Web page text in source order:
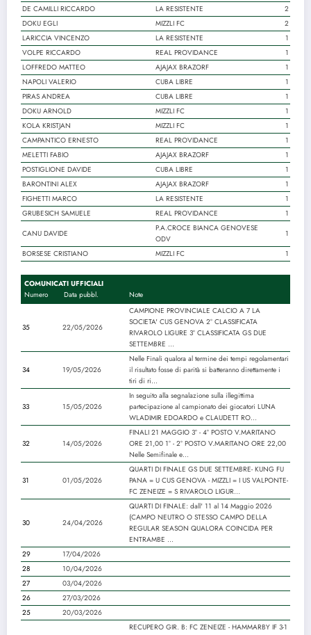
DE CAMILLI RICCARDO
LA RESISTENTE
2
DOKU EGLI
MIZZLI FC
2
LARICCIA VINCENZO
LA RESISTENTE
1
VOLPE RICCARDO
REAL PROVIDANCE
1
LOFFREDO MATTEO
AJAJAX BRAZORF
1
NAPOLI VALERIO
CUBA LIBRE
1
PIRAS ANDREA
CUBA LIBRE
1
DOKU ARNOLD
MIZZLI FC
1
KOLA KRISTJAN
MIZZLI FC
1
CAMPANTICO ERNESTO
REAL PROVIDANCE
1
MELETTI FABIO
AJAJAX BRAZORF
1
POSTIGLIONE DAVIDE
CUBA LIBRE
1
BARONTINI ALEX
AJAJAX BRAZORF
1
FIGHETTI MARCO
LA RESISTENTE
1
GRUBESICH SAMUELE
REAL PROVIDANCE
1
CANU DAVIDE
P.A.CROCE BIANCA GENOVESE
ODV
1
BORSESE CRISTIANO
MIZZLI FC 1
COMUNICATI UFFICIALI
Numero
Data pubbl. Note
35 22/05/2026
CAMPIONE PROVINCIALE CALCIO A 7 LA
SOCIETA' CUS GENOVA 2° CLASSIFICATA
RIVAROLO LIGURE 3° CLASSIFICATA GS DUE
SETTEMBRE ...
34 19/05/2026
Nelle Finali qualora al termine dei tempi regolamentari
il risultato fosse di parità si batteranno direttamente i
tiri di ri...
33 15/05/2026
In seguito alla segnalazione sulla illegittima
partecipazione al campionato dei giocatori LUNA
WLADIMIR EDOARDO e CLAUDETT RO...
32 14/05/2026
FINALI 21 MAGGIO 3° - 4° POSTO V.MARITANO
ORE 21,00 1° - 2° POSTO V.MARITANO ORE 22,00
Nelle Semifinale e...
31 01/05/2026
QUARTI DI FINALE GS DUE SETTEMBRE- KUNG FU
PANA = U CUS GENOVA - MIZZLI = I US VALPONTE-
FC ZENEIZE = S RIVAROLO LIGUR...
30 24/04/2026
QUARTI DI FINALE: dall' 11 al 14 Maggio 2026
(CAMPO NEUTRO O STESSO CAMPO DELLA
REGULAR SEASON QUALORA COINCIDA PER
ENTRAMBE ...
29
17/04/2026
28
10/04/2026
27
03/04/2026
26
27/03/2026
25
20/03/2026
RECUPERO GIR. B: FC ZENEIZE - HAMMARBY IF 3-1